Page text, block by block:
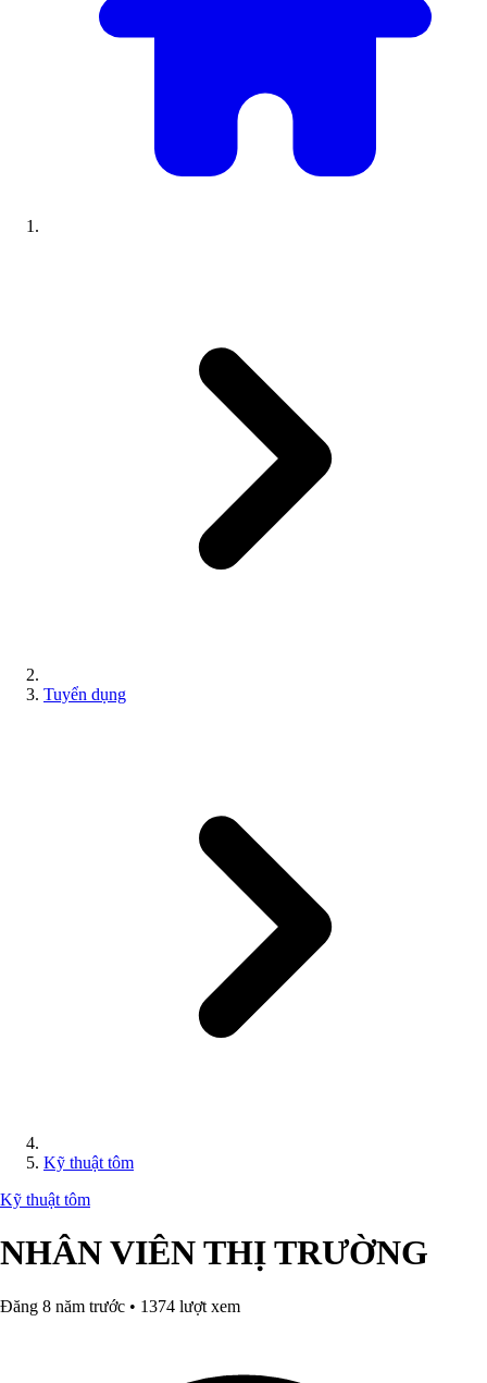
Tuyển dụng
Kỹ thuật tôm
Kỹ thuật tôm
NHÂN VIÊN THỊ TRƯỜNG
Đăng 8 năm trước • 1374 lượt xem